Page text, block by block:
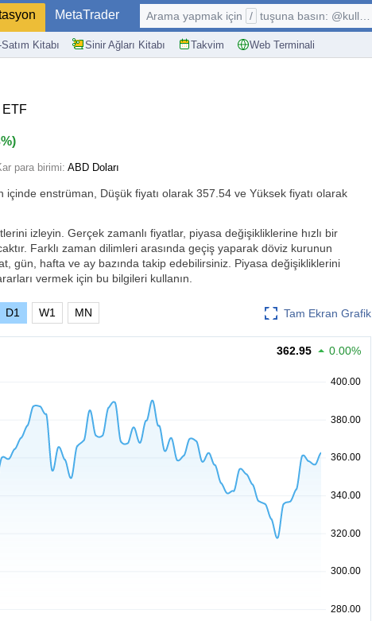
MetaTrader
Kitabı Sinir Ağları Kitabı Takvim Web Terminali
Arama yapmak için / tuşuna basın: @kullanıcı, $sembol, ...
ETF
)
para birimi: ABD Doları
içinde enstrüman, Düşük fiyatı olarak 357.54 ve Yüksek fiyatı olarak
izleyin. Gerçek zamanlı fiyatlar, piyasa değişikliklerine hızlı bir
Farklı zaman dilimleri arasında geçiş yaparak döviz kurunun
gün, hafta ve ay bazında takip edebilirsiniz. Piyasa değişikliklerini
vermek için bu bilgileri kullanın.
Tam Ekran Grafik
D1 W1 MN
362.95 0.00%